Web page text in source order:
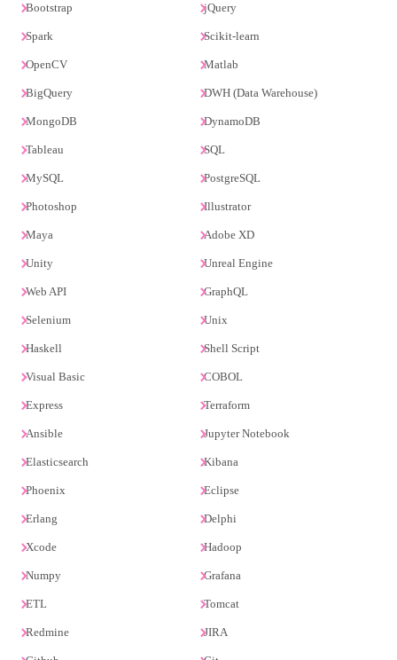
Bootstrap jQuery
Spark Scikit-learn
OpenCV Matlab
BigQuery DWH (Data Warehouse)
MongoDB DynamoDB
Tableau SQL
MySQL PostgreSQL
Photoshop Illustrator
Maya Adobe XD
Unity Unreal Engine
Web API GraphQL
Selenium Unix
Haskell Shell Script
Visual Basic COBOL
Express Terraform
Ansible Jupyter Notebook
Elasticsearch Kibana
Phoenix Eclipse
Erlang Delphi
Xcode Hadoop
Numpy Grafana
ETL Tomcat
Redmine JIRA